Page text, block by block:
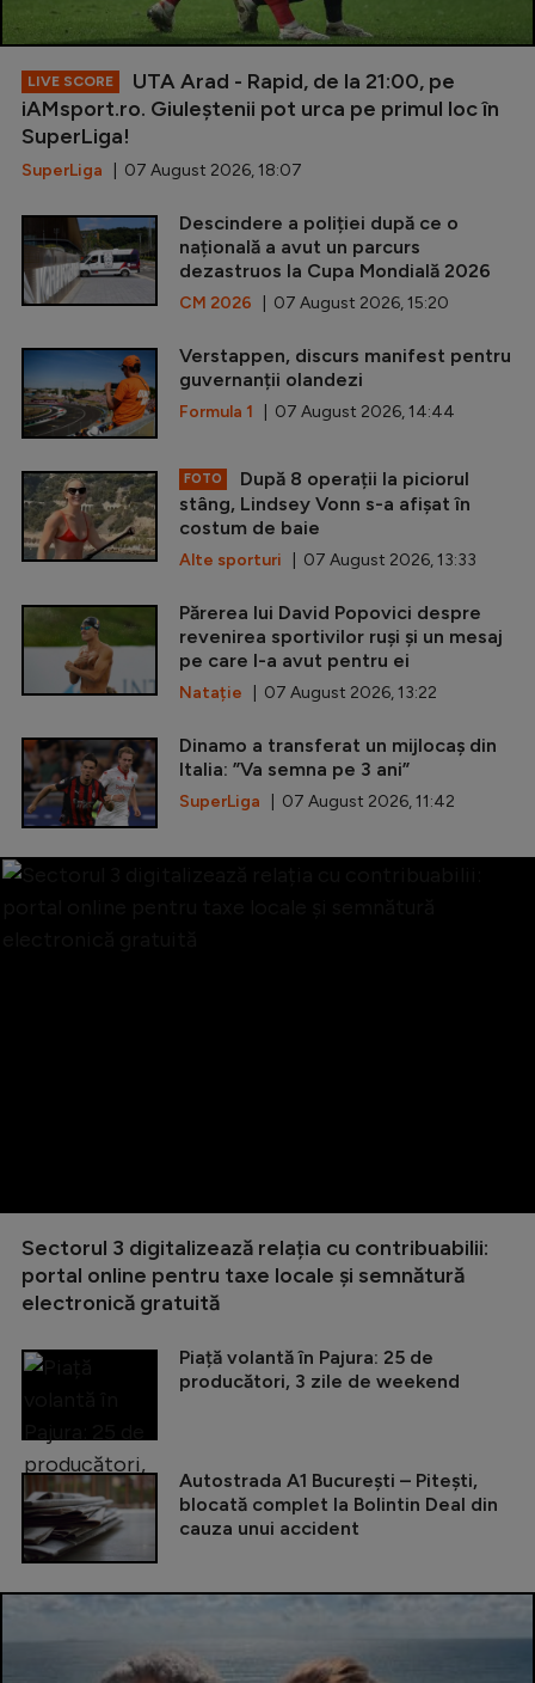
LIVE SCORE
UTA Arad - Rapid, de la 21:00, pe
iAMsport.ro. Giuleștenii pot urca pe primul loc în
SuperLiga!
SuperLiga | 07 August 2026, 18:07
Descindere a poliției după ce o
națională a avut un parcurs
dezastruos la Cupa Mondială 2026
CM 2026 | 07 August 2026, 15:20
Verstappen, discurs manifest pentru
guvernanții olandezi
Formula 1 | 07 August 2026, 14:44
FOTO
După 8 operații la piciorul
stâng, Lindsey Vonn s-a afișat în
costum de baie
Alte sporturi | 07 August 2026, 13:33
Părerea lui David Popovici despre
revenirea sportivilor ruși și un mesaj
pe care l-a avut pentru ei
Natație | 07 August 2026, 13:22
Dinamo a transferat un mijlocaș din
Italia: ”Va semna pe 3 ani”
SuperLiga | 07 August 2026, 11:42
Sectorul 3 digitalizează relația cu contribuabilii:
portal online pentru taxe locale și semnătură
electronică gratuită
Piață volantă în Pajura: 25 de
producători, 3 zile de weekend
Autostrada A1 București – Pitești,
blocată complet la Bolintin Deal din
cauza unui accident